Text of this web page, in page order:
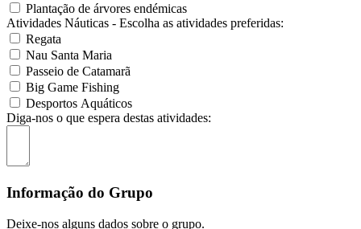
Plantação de árvores endémicas
Atividades Náuticas - Escolha as atividades preferidas:
Regata
Nau Santa Maria
Passeio de Catamarã
Big Game Fishing
Desportos Aquáticos
Diga-nos o que espera destas atividades:
Informação do Grupo
Deixe-nos alguns dados sobre o grupo.